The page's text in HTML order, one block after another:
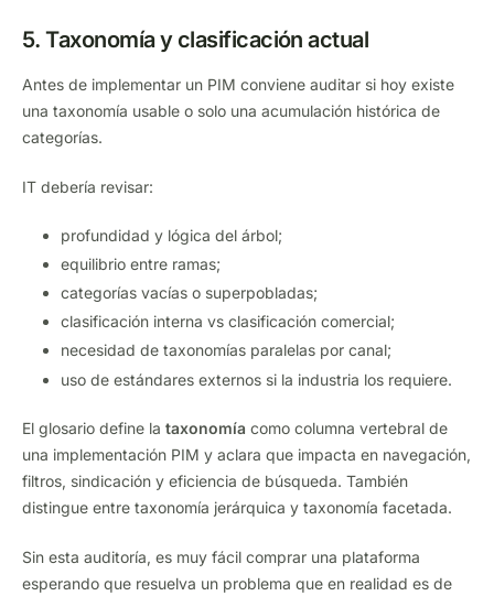
5. Taxonomía y clasificación actual
Antes de implementar un PIM conviene auditar si hoy existe
una taxonomía usable o solo una acumulación histórica de
categorías.
IT debería revisar:
profundidad y lógica del árbol;
equilibrio entre ramas;
categorías vacías o superpobladas;
clasificación interna vs clasificación comercial;
necesidad de taxonomías paralelas por canal;
uso de estándares externos si la industria los requiere.
El glosario define la taxonomía como columna vertebral de
una implementación PIM y aclara que impacta en navegación,
filtros, sindicación y eficiencia de búsqueda. También
distingue entre taxonomía jerárquica y taxonomía facetada.
Sin esta auditoría, es muy fácil comprar una plataforma
esperando que resuelva un problema que en realidad es de